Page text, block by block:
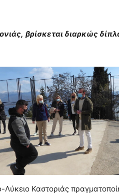
βρίσκεται διαρκώς
Λύκειο Καστοριάς